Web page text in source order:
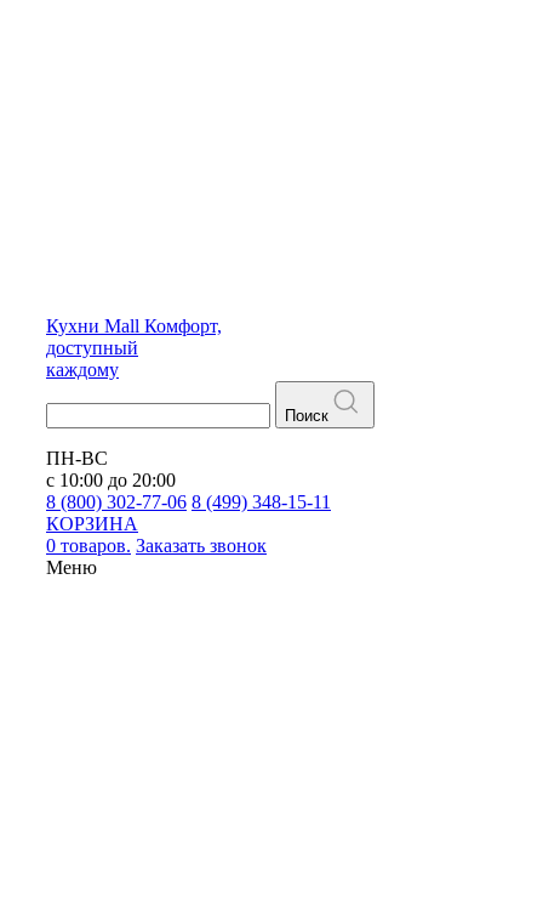
Кухни Mall Комфорт,
доступный
каждому
Поиск
ПН-ВС
с 10:00 до 20:00
8 (800) 302-77-06 8 (499) 348-15-11
КОРЗИНА
0 товаров. Заказать звонок
Меню